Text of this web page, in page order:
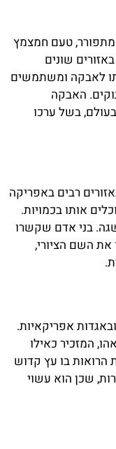
טעם חמצמץ
שונים
לאבקה ומשתמשים
האבקה
בשל ערכו
רבים באפריקה
אותו בכמויות.
בני אדם שקשרו
את השם הציורי,
אפריקאיות.
המזכיר כאילו
הרואות בו עץ קדוש
שכן הוא עשוי